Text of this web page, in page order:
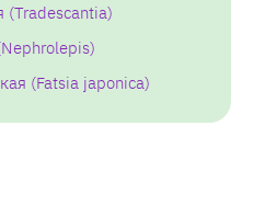
(Tradescantia)
(Fatsia japonica)